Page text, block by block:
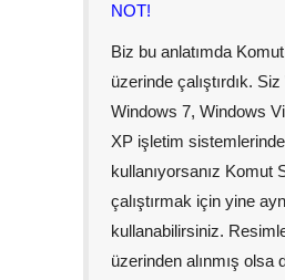
NOT!
Biz bu anlatımda Komut
üzerinde çalıştırdık. Siz
Windows 7, Windows
XP işletim
kullanıyorsanız Komut
çalıştırmak için yine
kullanabilirsiniz.
üzerinden alınmış olsa